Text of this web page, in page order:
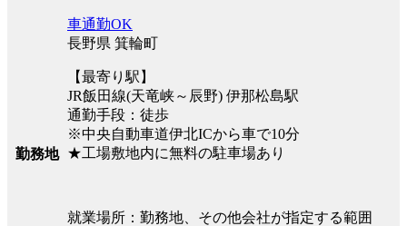
勤務地
車通勤OK
長野県 箕輪町
【最寄り駅】
JR飯田線(天竜峡～辰野) 伊那松島駅
通勤手段：徒歩
※中央自動車道伊北ICから車で10分
★工場敷地内に無料の駐車場あり
就業場所：勤務地、その他会社が指定する範囲